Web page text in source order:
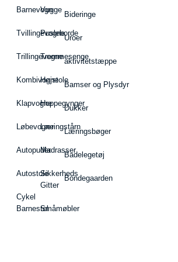
Barnevogn
Tvillingevogne
Trillingevogne
Kombivogne
Klapvogne
Løbevogne
Autopuder
Autostole
Cykel
Barnestol
Vugge
Pusleborde
Tremmesenge
Højstole
Hoppegynger
Læringstårn
Madrasser
Sikkerheds
Gitter
Småmøbler
Bideringe
Uroer
aktivitetstæppe
Bamser og Plysdyr
Dukker
Læringsbøger
Badelegetøj
Bondegaarden